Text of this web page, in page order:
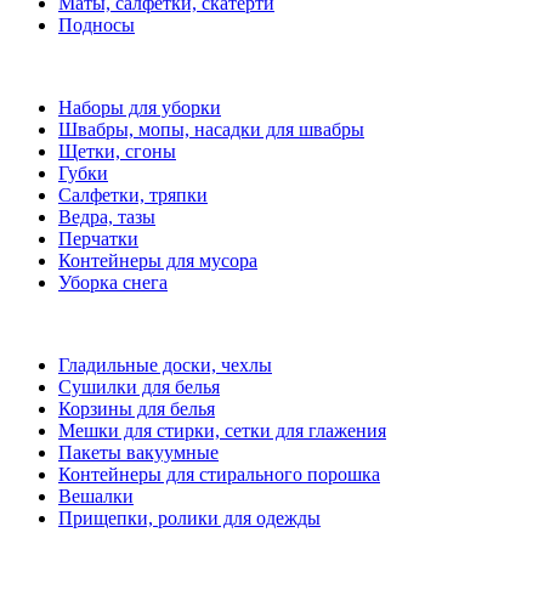
Подносы
Наборы для уборки
Швабры, мопы, насадки для швабры
Щетки, сгоны
Губки
Салфетки, тряпки
Ведра, тазы
Перчатки
Контейнеры для мусора
Уборка снега
Гладильные доски, чехлы
Сушилки для белья
Корзины для белья
Мешки для стирки, сетки для глажения
Пакеты вакуумные
Контейнеры для стирального порошка
Вешалки
Прищепки, ролики для одежды